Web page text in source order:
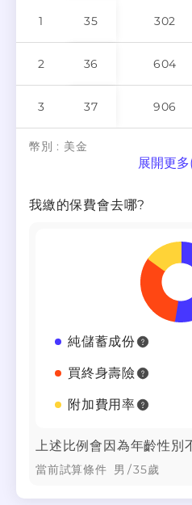
1 35 302
2 36 604
3 37 906
幣別 : 美金
展開更多
我繳的保費會去哪?
純儲蓄成份
買終身壽險
附加費用率
上述比例會因為年齡性別
當前試算條件 男 /35歲